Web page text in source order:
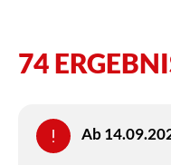
74
Ab